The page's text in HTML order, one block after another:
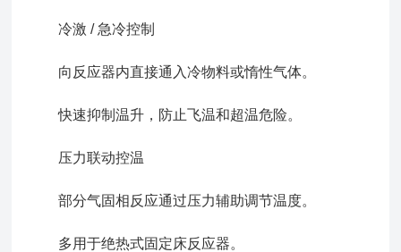
冷激 / 急冷控制
向反应器内直接通入冷物料或惰性气体。
快速抑制温升，防止飞温和超温危险。
压力联动控温
部分气固相反应通过压力辅助调节温度。
多用于绝热式固定床反应器。